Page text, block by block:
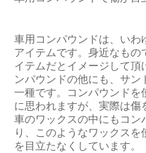
車用コンパウンドは、いわ
アイテムです。身近なも
イテムだとイメージして頂
ンパウンドの他にも、サ
一種です。コンパウンドを
に思われますが、実際は傷
車のワックスの中にもコン
り、このようなワックス
を目立たなくしています。